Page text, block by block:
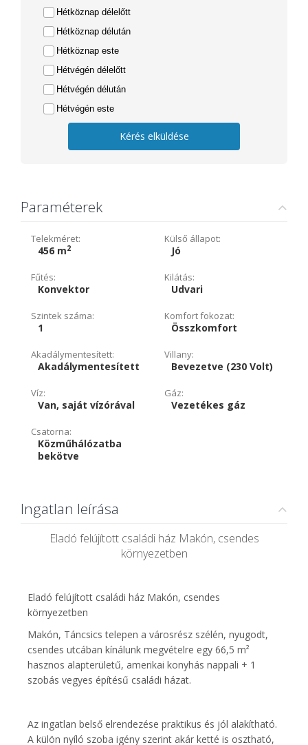
Hétköznap délelőtt
Hétköznap délután
Hétköznap este
Hétvégén délelőtt
Hétvégén délután
Hétvégén este
Kérés elküldése
Paraméterek
Telekméret:
456 m2
Külső állapot:
Jó
Fűtés:
Konvektor
Kilátás:
Udvari
Szintek száma:
1
Komfort fokozat:
Összkomfort
Akadálymentesített:
Akadálymentesített
Villany:
Bevezetve (230 Volt)
Víz:
Van, saját vízórával
Gáz:
Vezetékes gáz
Csatorna:
Közműhálózatba
bekötve
Ingatlan leírása
Eladó felújított családi ház Makón, csendes
környezetben
Eladó felújított családi ház Makón, csendes
környezetben
Makón, Táncsics telepen a városrész szélén, nyugodt,
csendes utcában kínálunk megvételre egy 66,5 m²
hasznos alapterületű, amerikai konyhás nappali + 1
szobás vegyes építésű családi házat.
Az ingatlan belső elrendezése praktikus és jól alakítható.
A külön nyíló szoba igény szerint akár ketté is osztható,